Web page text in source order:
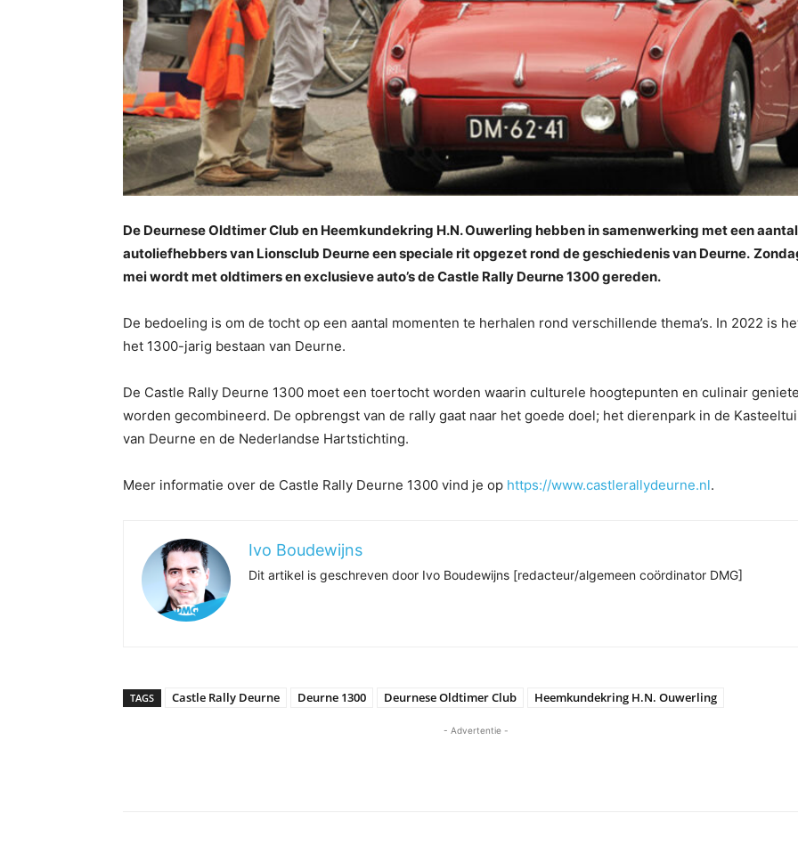
De Deurnese Oldtimer Club en Heemkundekring H.N. Ouwerling hebben in samenwerking met een aantal
autoliefhebbers van Lionsclub Deurne een speciale rit opgezet rond de geschiedenis van Deurne.
mei wordt met oldtimers en exclusieve auto’s de Castle Rally Deurne 1300 gereden.
De bedoeling is om de tocht op een aantal momenten te herhalen rond verschillende thema’s. In 2022 is
het 1300-jarig bestaan van Deurne.
De Castle Rally Deurne 1300 moet een toertocht worden waarin culturele hoogtepunten en culinair
worden gecombineerd. De opbrengst van de rally gaat naar het goede doel; het dierenpark in de
van Deurne en de Nederlandse Hartstichting.
Meer informatie over de Castle Rally Deurne 1300 vind je op https://www.castlerallydeurne.nl.
Ivo Boudewijns
Dit artikel is geschreven door Ivo Boudewijns [redacteur/algemeen coördinator DMG]
TAGS Castle Rally Deurne Deurne 1300 Deurnese Oldtimer Club Heemkundekring H.N. Ouwerling
- Advertentie -